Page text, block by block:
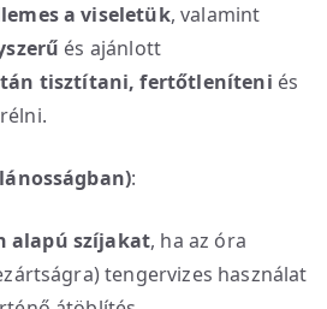
a viseletük, valamint
és ajánlott
tisztítani, fertőtleníteni és
:
alapú szíjakat, ha az óra
tengervizes használat